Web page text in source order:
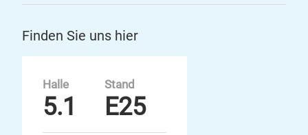
Finden Sie uns hier
Halle
5.1
Stand
E25